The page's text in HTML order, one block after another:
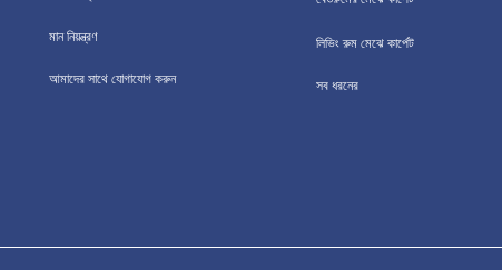
মান নিয়ন্ত্রণ
আমাদের সাথে যোগাযোগ করুন
লিভিং রুম মেঝে কার্পেট
সব ধরনের